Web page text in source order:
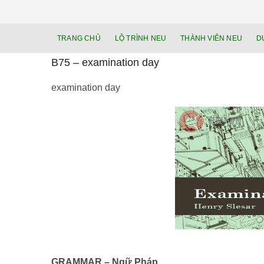
TRANG CHỦ LỘ TRÌNH NEU THÀNH VIÊN NEU
B75 – examination day
examination day
GRAMMAR – Ngữ Pháp